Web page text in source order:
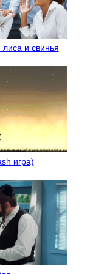
и свинья
игра)